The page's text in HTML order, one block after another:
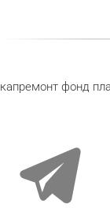
капремонт фонд